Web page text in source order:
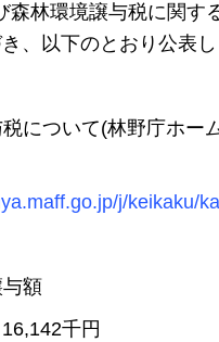
森林環境譲与税に関す
、以下のとおり公表し
について(林野庁ホー
j/keikaku/
額
千円